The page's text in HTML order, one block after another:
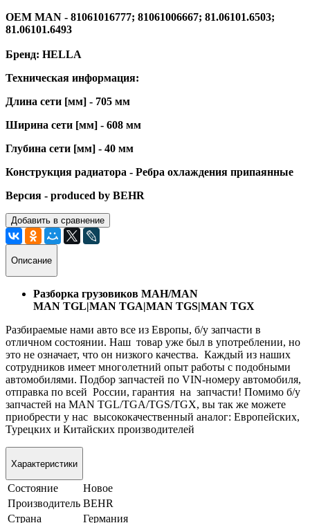
OEM MAN - 81061016777; 81061006667; 81.06101.6503;
81.06101.6493
Бренд: HELLA
Техническая информация:
Длина сети [мм] - 705 мм
Ширина сети [мм] - 608 мм
Глубина сети [мм] - 40 мм
Конструкция радиатора - Ребра охлаждения припаянные
Версия - produced by BEHR
Добавить в сравнение
Описание
Разборка грузовиков МАН/MAN
MAN TGL|MAN TGA|MAN TGS|MAN TGX
Разбираемые нами авто все из Европы, б/у запчасти в
отличном состоянии. Наш товар уже был в употреблении, но
это не означает, что он низкого качества. Каждый из наших
сотрудников имеет многолетний опыт работы с подобными
автомобилями. Подбор запчастей по VIN-номеру автомобиля,
отправка по всей России, гарантия на запчасти! Помимо б/у
запчастей на MAN TGL/TGA/TGS/TGX, вы так же можете
приобрести у нас высококачественный аналог: Европейских,
Турецких и Китайских производителей
Характеристики
Состояние
Новое
Производитель BEHR
Страна
Германия